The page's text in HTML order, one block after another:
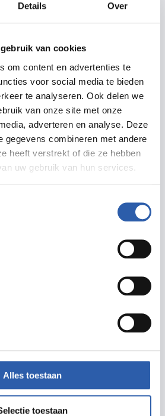
Details Over
van cookies
om content en advertenties te
voor social media te bieden
te analyseren. Ook delen we
van onze site met onze
adverteren en analyse. Deze
gegevens combineren met andere
heeft verstrekt of die ze hebben
uw gebruik van hun services.
Alles toestaan
toestaan
verzamelaars én liefhebbers.
opbrengst gaat naar de
het mogelijk dat ten minste
2026 naar Colombia kunnen
is op woensdag 27 mei
ontdek, en steun dit
kunstenaars
Mensink, Gonda Steffens,
Inagán, Onno Dirks, Paul
Frankrijker, Pier van Dijk, Ricardo